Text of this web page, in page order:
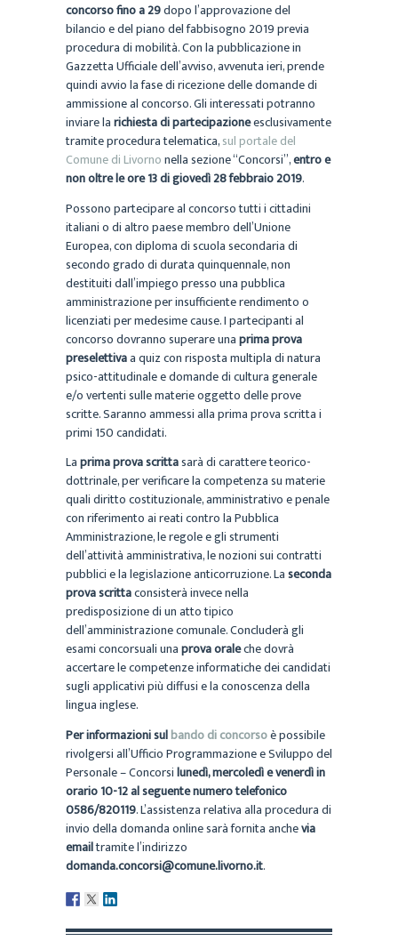
concorso fino a 29dopo l’approvazione del
bilancio e del piano del fabbisogno 2019 previa
procedura di mobilità. Con la pubblicazione in
Gazzetta Ufficiale dell’avviso, avvenuta ieri, prende
quindi avvio la fase di ricezione delle domande di
ammissione al concorso. Gli interessati potranno
inviare larichiesta di partecipazioneesclusivamente
tramite procedura telematica,sul portale del
Comune di Livornonella sezione “Concorsi”,entro e
non oltre le ore 13 di giovedì 28 febbraio 2019.
Possono partecipare al concorso tutti i cittadini
italiani o di altro paese membro dell’Unione
Europea, con diploma di scuola secondaria di
secondo grado di durata quinquennale, non
destituiti dall’impiego presso una pubblica
amministrazione per insufficiente rendimento o
licenziati per medesime cause. I partecipanti al
concorso dovranno superare unaprima prova
preselettivaa quiz con risposta multipla di natura
psico-attitudinale e domande di cultura generale
e/o vertenti sulle materie oggetto delle prove
scritte. Saranno ammessi alla prima prova scritta i
primi 150 candidati.
Laprima prova scrittasarà di carattere teorico-
dottrinale, per verificare la competenza su materie
quali diritto costituzionale, amministrativo e penale
con riferimento ai reati contro la Pubblica
Amministrazione, le regole e gli strumenti
dell’attività amministrativa, le nozioni sui contratti
pubblici e la legislazione anticorruzione. Laseconda
prova scrittaconsisterà invece nella
predisposizione di un atto tipico
dell’amministrazione comunale. Concluderà gli
esami concorsuali unaprova oraleche dovrà
accertare le competenze informatiche dei candidati
sugli applicativi più diffusi e la conoscenza della
lingua inglese.
Per informazioni sulbando di concorsoè possibile
rivolgersi all’Ufficio Programmazione e Sviluppo del
Personale – Concorsilunedì, mercoledì e venerdì in
orario 10-12 al seguente numero telefonico
0586/820119. L’assistenza relativa alla procedura di
invio della domanda online sarà fornita anchevia
emailtramite l’indirizzo
domanda.concorsi@comune.livorno.it.